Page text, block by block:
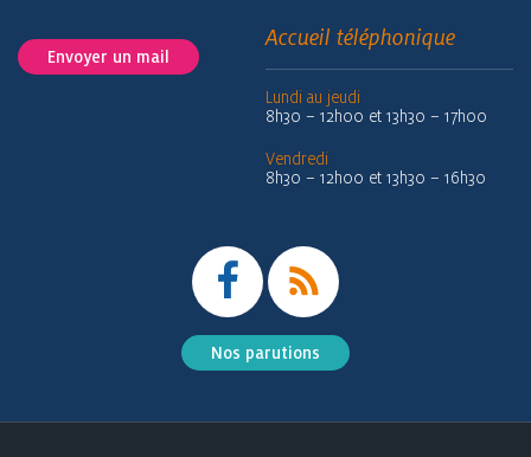
Envoyer un mail
Accueil téléphonique
Lundi au jeudi
8h30 – 12h00 et 13h30 – 17h00
Vendredi
8h30 – 12h00 et 13h30 – 16h30
Nos parutions